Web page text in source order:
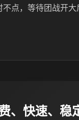
点，等待团战开
、快速、稳